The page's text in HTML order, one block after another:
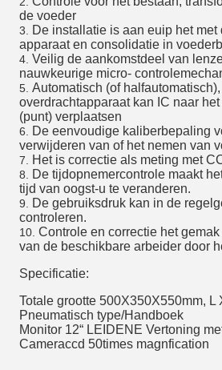
de voeder
3.
De installatie is aan euip het
apparaat en consolidatie in
4. Veilig de aankomstdeel van
nauwkeurige micro-
5. Automatisch (of
overdrachtapparaat kan IC naar
(punt) verplaatsen
6.
De eenvoudige kaliberbepaling
verwijderen van of het nemen van
7. Het is correctie als meting met
8.
De tijdopnemercontrole maakt
tijd van oogst-u te veranderen.
9.
De gebruiksdruk kan in de
controleren.
10. Controle en correctie het
van de beschikbare arbeider door
Specificatie:
Totale grootte 500X350X550mm, L
Pneumatisch type/Handboek
Monitor 12“ LEIDENE Vertoning
Cameraccd 50times magnfication